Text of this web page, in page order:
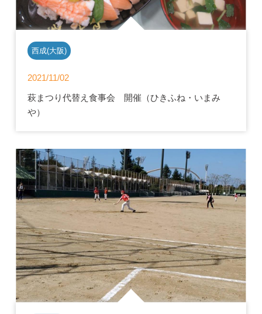
西成(大阪)
2021/11/02
萩まつり代替え食事会 開催（ひきふね・いまみ
や）